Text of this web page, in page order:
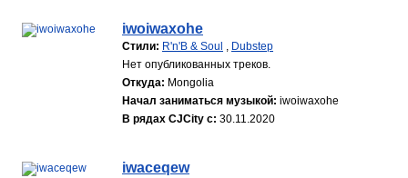
iwoiwaxohe
Стили: R'n'B & Soul , Dubstep
Нет опубликованных треков.
Откуда: Mongolia
Начал заниматься музыкой: iwoiwaxohe
В рядах CJCity с: 30.11.2020
iwaceqew